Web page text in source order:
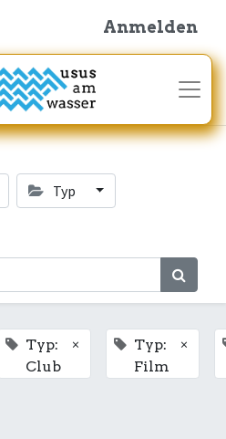
Anmelden
Typ
Typ:
Club
×
Typ:
Film
×